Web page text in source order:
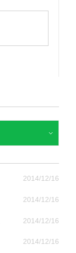
2014/12/16
2014/12/16
2014/12/16
2014/12/16